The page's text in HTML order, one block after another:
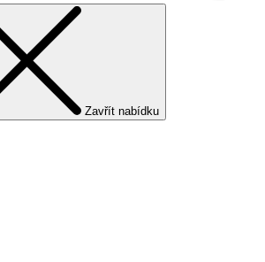
Zavřít nabídku